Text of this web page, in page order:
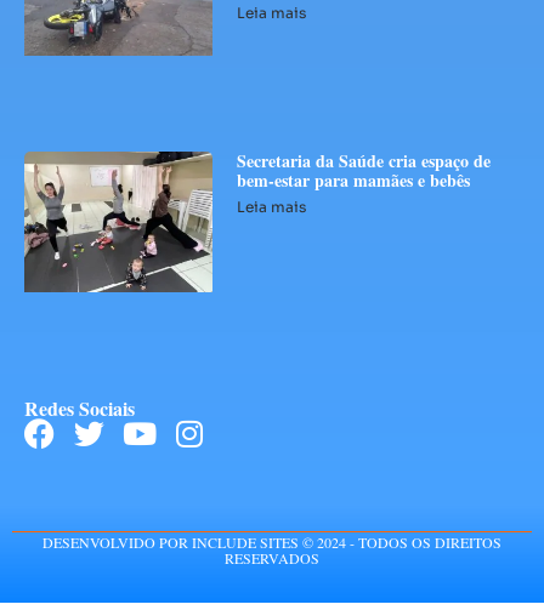
Leia mais
Secretaria da Saúde cria espaço de
bem-estar para mamães e bebês
Leia mais
Redes Sociais
DESENVOLVIDO POR INCLUDE SITES © 2024 - TODOS OS DIREITOS
RESERVADOS